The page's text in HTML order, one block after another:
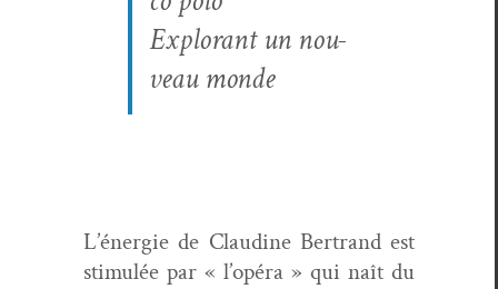
Explo­rant un nou­
veau monde
L’énergie de Clau­dine Bertrand est
stim­ulée par « l’opéra » qui naît du